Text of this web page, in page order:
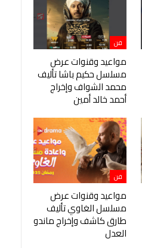
فن
مواعيد وقنوات عرض
مسلسل حكيم باشا تأليف
محمد الشواف وإخراج
أحمد خالد أمين
فن
مواعيد وقنوات عرض
مسلسل الغاوي تأليف
طارق كاشف وإخراج ماندو
العدل